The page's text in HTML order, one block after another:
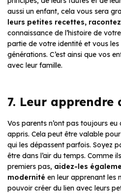
aussi un enfant, cela vous sera
leurs petites recettes,
connaissance de l’histoire de
partie de votre identité et vous
générations. C’est ainsi que vos
avec leur famille.
7. Leur apprendre
Vos parents n’ont pas toujours
appris. Cela peut être valable
qui les dépassent parfois. Soyez
être dans l’air du temps. Comme
premiers pas, aidez-les
modernité en leur apprenant les
pouvoir créer du lien avec leurs